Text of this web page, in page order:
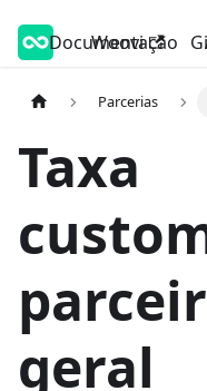
Woovi
Documentação
Woovi
Parcerias
Taxa
geral